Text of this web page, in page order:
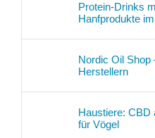
Protein-Drinks
Hanfprodukte
Nordic Oil Shop
Herstellern
Haustiere: CBD
für Vögel